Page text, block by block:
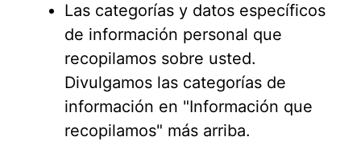
Las categorías y datos específicos
de información personal que
recopilamos sobre usted.
Divulgamos las categorías de
información en "Información que
recopilamos" más arriba.